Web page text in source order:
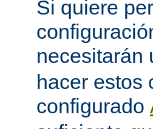
Si quiere
necesitarán
hacer estos
configurado